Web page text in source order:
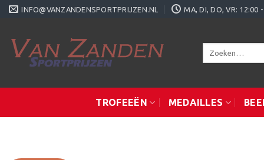
Ga
INFO@VANZANDENSPORTPRIJZEN.NL MA, DI, DO, VR: 12:00
Zoeken
TROFEEËN MEDAILLES